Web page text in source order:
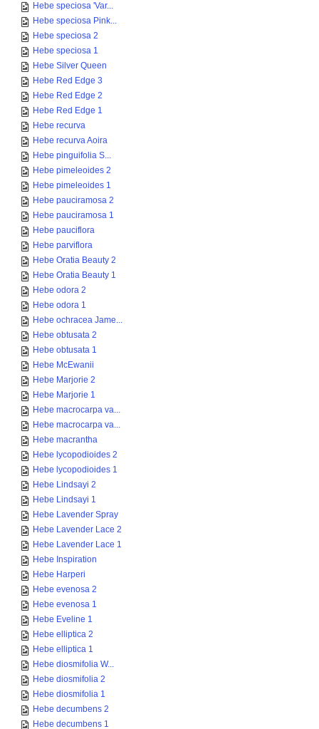
Hebe speciosa 'Var...
Hebe speciosa Pink...
Hebe speciosa 2
Hebe speciosa 1
Hebe Silver Queen
Hebe Red Edge 3
Hebe Red Edge 2
Hebe Red Edge 1
Hebe recurva
Hebe recurva Aoira
Hebe pinguifolia S...
Hebe pimeleoides 2
Hebe pimeleoides 1
Hebe pauciramosa 2
Hebe pauciramosa 1
Hebe pauciflora
Hebe parviflora
Hebe Oratia Beauty 2
Hebe Oratia Beauty 1
Hebe odora 2
Hebe odora 1
Hebe ochracea Jame...
Hebe obtusata 2
Hebe obtusata 1
Hebe McEwanii
Hebe Marjorie 2
Hebe Marjorie 1
Hebe macrocarpa va...
Hebe macrocarpa va...
Hebe macrantha
Hebe lycopodioides 2
Hebe lycopodioides 1
Hebe Lindsayi 2
Hebe Lindsayi 1
Hebe Lavender Spray
Hebe Lavender Lace 2
Hebe Lavender Lace 1
Hebe Inspiration
Hebe Harperi
Hebe evenosa 2
Hebe evenosa 1
Hebe Eveline 1
Hebe elliptica 2
Hebe elliptica 1
Hebe diosmifolia W...
Hebe diosmifolia 2
Hebe diosmifolia 1
Hebe decumbens 2
Hebe decumbens 1